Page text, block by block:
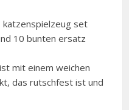
katzenspielzeug set
10 bunten ersatz
mit einem weichen
das rutschfest ist und